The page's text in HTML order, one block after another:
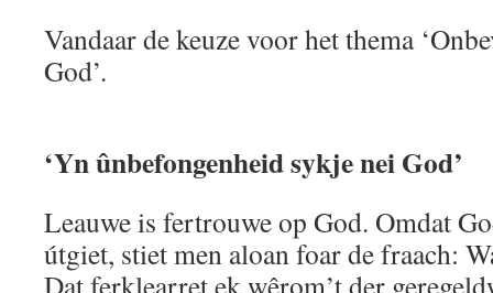
Vandaar de keuze voor het thema
God’.
‘Yn ûnbefongenheid sykje nei God’
Leauwe is fertrouwe op God. Omdat
útgiet, stiet men aloan foar de fraach:
Dat ferklearret ek wêrom’t der